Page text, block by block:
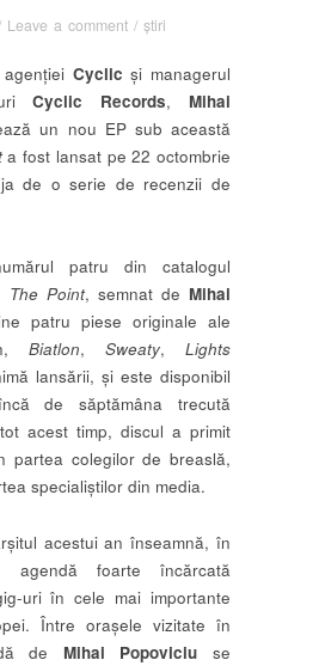
Leave a comment / știri
Cyclic și managerul
Cyclic Records, Mihai
un nou EP sub această
a fost lansat pe 22 octombrie
de o serie de recenzii de
patru din catalogul
The Point, semnat de Mihai
patru piese originale ale
Biatlon, Sweaty, Lights
lansării, și este disponibil
de săptămâna trecută
acest timp, discul a primit
partea colegilor de breaslă,
specialiștilor din media.
acestui an înseamnă, în
foarte încărcată
uri în cele mai importante
Între orașele vizitate în
de Mihai Popoviciu se